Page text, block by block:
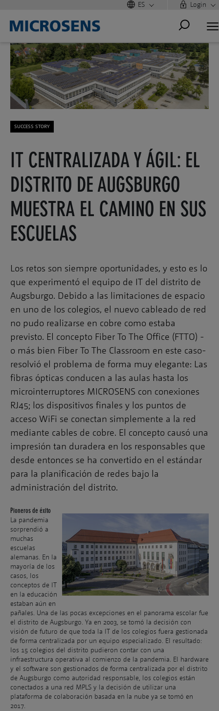
ES Login
SUCCESS STORY
IT CENTRALIZADA Y ÁGIL: EL
DISTRITO DE AUGSBURGO
MUESTRA EL CAMINO EN SUS
ESCUELAS
Los retos son siempre oportunidades, y esto es lo
que experimentó el equipo de IT del distrito de
Augsburgo. Debido a las limitaciones de espacio
en uno de los colegios, el nuevo cableado de red
no pudo realizarse en cobre como estaba
previsto. El concepto Fiber To The Office (FTTO) -
o más bien Fiber To The Classroom en este caso-
resolvió el problema de forma muy elegante: Las
fibras ópticas conducen a las aulas hasta los
microinterruptores MICROSENS con conexiones
RJ45; los dispositivos finales y los puntos de
acceso WiFi se conectan simplemente a la red
mediante cables de cobre. El concepto causó una
impresión tan duradera en los responsables que
desde entonces se ha convertido en el estándar
para la planificación de redes bajo la
administración del distrito.
Pioneros de éxito
La pandemia
sorprendió a
muchas
escuelas
alemanas. En la
mayoría de los
casos, los
conceptos de IT
en la educación
estaban aún en
pañales. Una de las pocas excepciones en el panorama escolar fue
el distrito de Augsburgo. Ya en 2003, se tomó la decisión con
visión de futuro de que toda la IT de los colegios fuera gestionada
de forma centralizada por un equipo especializado. El resultado:
los 15 colegios del distrito pudieron contar con una
infraestructura operativa al comienzo de la pandemia. El hardware
y el software son gestionados de forma centralizada por el distrito
de Augsburgo como autoridad responsable, los colegios están
conectados a una red MPLS y la decisión de utilizar una
plataforma de colaboración basada en la nube ya se tomó en
2017.